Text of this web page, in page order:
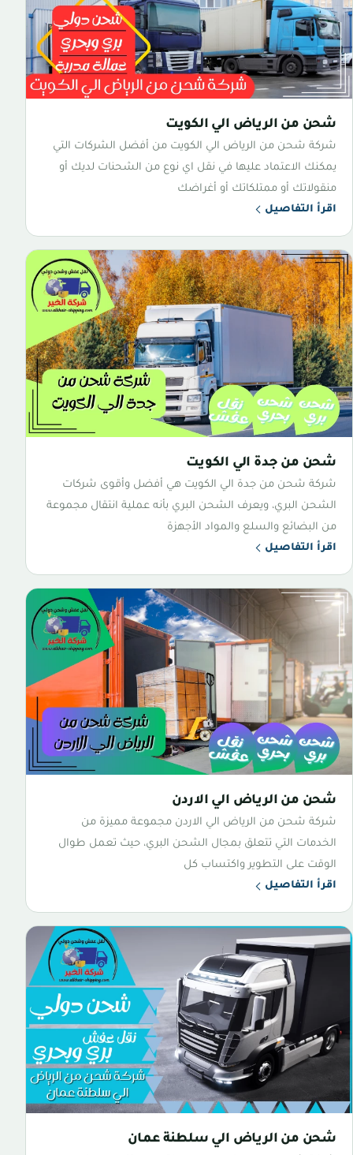
شحن من الرياض الي الكويت
شركة شحن من الرياض الي الكويت من أفضل الشركات التي
يمكنك الاعتماد عليها في نقل اي نوع من الشحنات لديك أو
منقولاتك أو ممتلكاتك أو أغراضك
اقرأ التفاصيل
شحن من جدة الي الكويت
شركة شحن من جدة الي الكويت هي أفضل وأقوى شركات
الشحن البري، ويعرف الشحن البري بأنه عملية انتقال مجموعة
من البضائع والسلع والمواد الأجهزة
اقرأ التفاصيل
شحن من الرياض الي الاردن
شركة شحن من الرياض الي الاردن مجموعة مميزة من
الخدمات التي تتعلق بمجال الشحن البري، حيث تعمل طوال
الوقت على التطوير واكتساب كل
اقرأ التفاصيل
شحن من الرياض الي سلطنة عمان